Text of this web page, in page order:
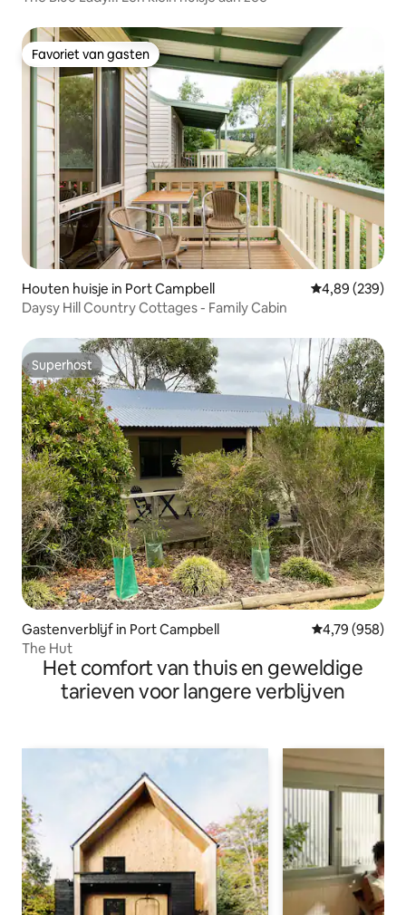
Favoriet van gasten
Favoriet van gasten
Houten huisje in Port Campbell Gemiddelde
4,89 (239)
Daysy Hill Country Cottages - Family Cabin
Superhost
Superhost
Gastenverblijf in Port Campbell Gemiddelde
4,79 (958)
The Hut
Het comfort van thuis en geweldige
tarieven voor langere verblijven